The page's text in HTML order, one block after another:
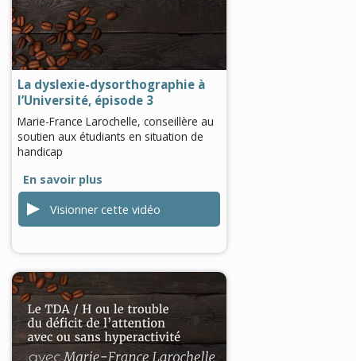
0
seconds
of
0
seconds
La dyslexie-dysorthographie à
l’Université, épisode 3
Marie-France Larochelle, conseillère au
soutien aux étudiants en situation de
handicap
En savoir plus
Visionner cette vidéo